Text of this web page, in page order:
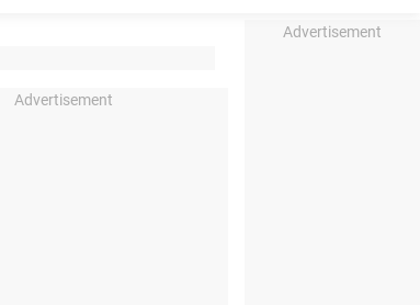
Advertisement
Advertisement